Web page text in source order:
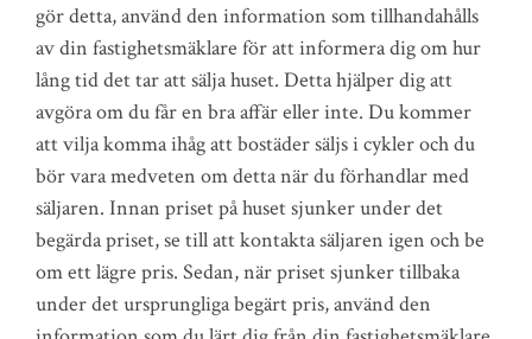
gör detta, använd den information som tillhandahålls
av din fastighetsmäklare för att informera dig om hur
lång tid det tar att sälja huset. Detta hjälper dig att
avgöra om du får en bra affär eller inte. Du kommer
att vilja komma ihåg att bostäder säljs i cykler och du
bör vara medveten om detta när du förhandlar med
säljaren. Innan priset på huset sjunker under det
begärda priset, se till att kontakta säljaren igen och be
om ett lägre pris. Sedan, när priset sjunker tillbaka
under det ursprungliga begärt pris, använd den